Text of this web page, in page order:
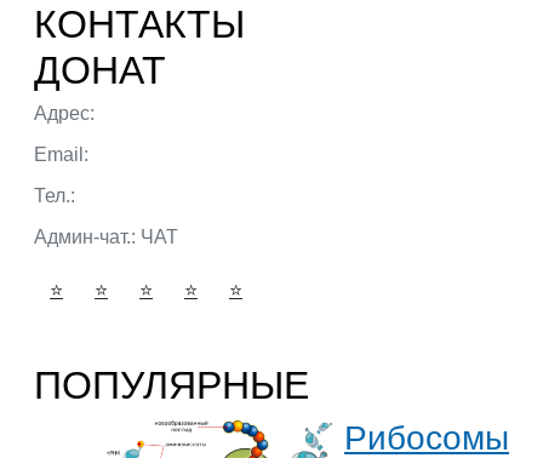
КОНТАКТЫ
ДОНАТ
Адрес:
Email:
Тел.:
Админ-чат.: ЧАТ
⭐ ⭐ ⭐ ⭐ ⭐
ПОПУЛЯРНЫЕ
Рибосомы